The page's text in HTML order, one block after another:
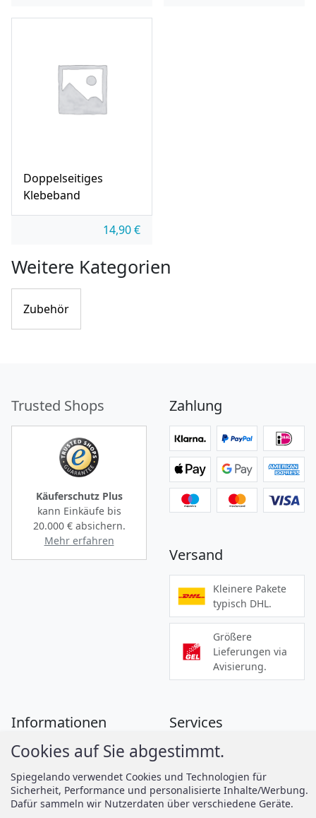
Doppelseitiges
Klebeband
14,90€
Weitere Kategorien
Zubehör
Trusted Shops
Käuferschutz Plus
kann Einkäufe bis
20.000 €absichern.
Mehr erfahren
Zahlung
Versand
Kleinere Pakete
typisch DHL.
Größere
Lieferungen via
Avisierung.
Informationen
Zahlung
Versand
AGB
Services
Montageanleitungen
Spiegelando Magazin
Cookies auf Sie abgestimmt.
Spiegelando verwendet Cookies und Technologien für
Sicherheit, Performance und personalisierte Inhalte/Werbung.
Dafür sammeln wir Nutzerdaten über verschiedene Geräte.